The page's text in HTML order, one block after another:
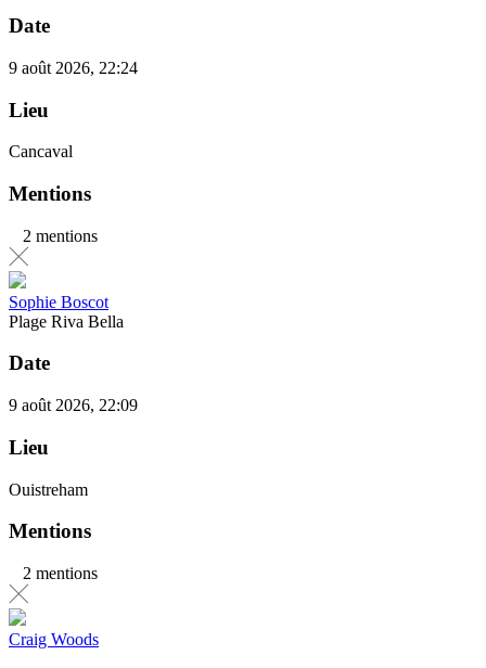
Date
9 août 2026, 22:24
Lieu
Cancaval
Mentions
2 mentions
Sophie Boscot
Plage Riva Bella
Date
9 août 2026, 22:09
Lieu
Ouistreham
Mentions
2 mentions
Craig Woods